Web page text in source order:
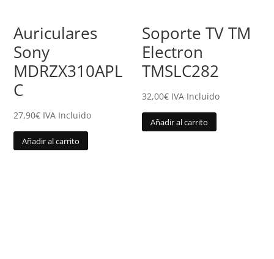
Auriculares
Sony
MDRZX310APL
C
27,90€ IVA Incluido
Añadir al carrito
Soporte TV TM
Electron
TMSLC282
32,00€ IVA Incluido
Añadir al carrito